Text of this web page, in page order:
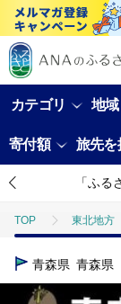
カテゴリ 地域
寄付額 旅先を
「ふ
TOP 東北地方
TOP
青森県 青森県